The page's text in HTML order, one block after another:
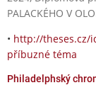
PALACKÉHO V
• http://theses.cz/
příbuzné téma
Philadelphský